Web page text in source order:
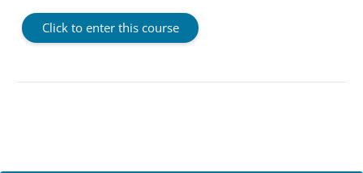
Click to enter this course